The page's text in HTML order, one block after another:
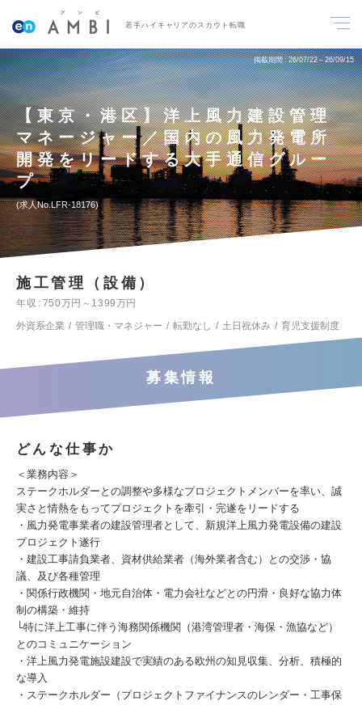
若手ハイキャリアのスカウト転職
掲載期間 26/07/22～26/09/15
【東京・港区】洋上風力建設管理
マネージャー／国内の風力発電所
開発をリードする大手通信グルー
プ
求人No.LFR-18176
施工管理（設備）
年収
750万円～1399万円
外資系企業
管理職・マネジャー 転勤なし 土日祝休み 育児支援制度
募集情報
どんな仕事か
＜業務内容＞
ステークホルダーとの調整や多様なプロジェクトメンバーを率い、誠
実さと情熱をもってプロジェクトを牽引・完遂をリードする
・風力発電事業者の建設管理者として、新規洋上風力発電設備の建設
プロジェクト遂行
・建設工事請負業者、資材供給業者（海外業者含む）との交渉・協
議、及び各種管理
・関係行政機関・地元自治体・電力会社などとの円滑・良好な協力体
制の構築・維持
└特に洋上工事に伴う海務関係機関（港湾管理者・海保・漁協など）
とのコミュニケーション
・洋上風力発電施設建設で実績のある欧州の知見収集、分析、積極的
な導入
・ステークホルダー（プロジェクトファイナンスのレンダー・工事保